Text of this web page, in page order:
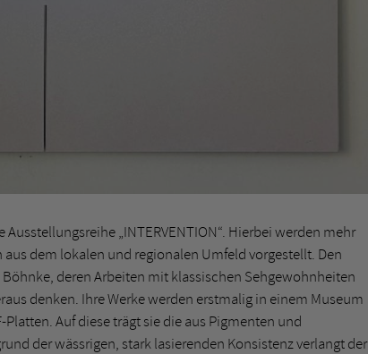
„INTERVENTION“. Hierbei werden mehr
dem lokalen und regionalen Umfeld vorgestellt. Den
deren Arbeiten mit klassischen Sehgewohnheiten
denken. Ihre Werke werden erstmalig in einem Museum
Auf diese trägt sie die aus Pigmenten und
der wässrigen, stark lasierenden Konsistenz verlangt der